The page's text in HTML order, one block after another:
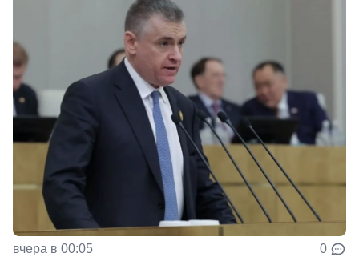
вчера в 00:05 0